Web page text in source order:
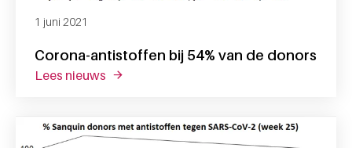
Corona-antistoffen bij 54% van de donors
1 juni 2021
lees nieuws over corona-antistoffen bij 54% van de